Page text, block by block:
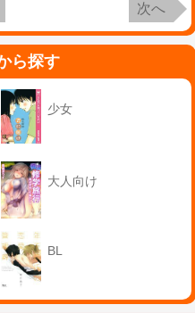
次へ
ら探す
少女
大人向け
BL